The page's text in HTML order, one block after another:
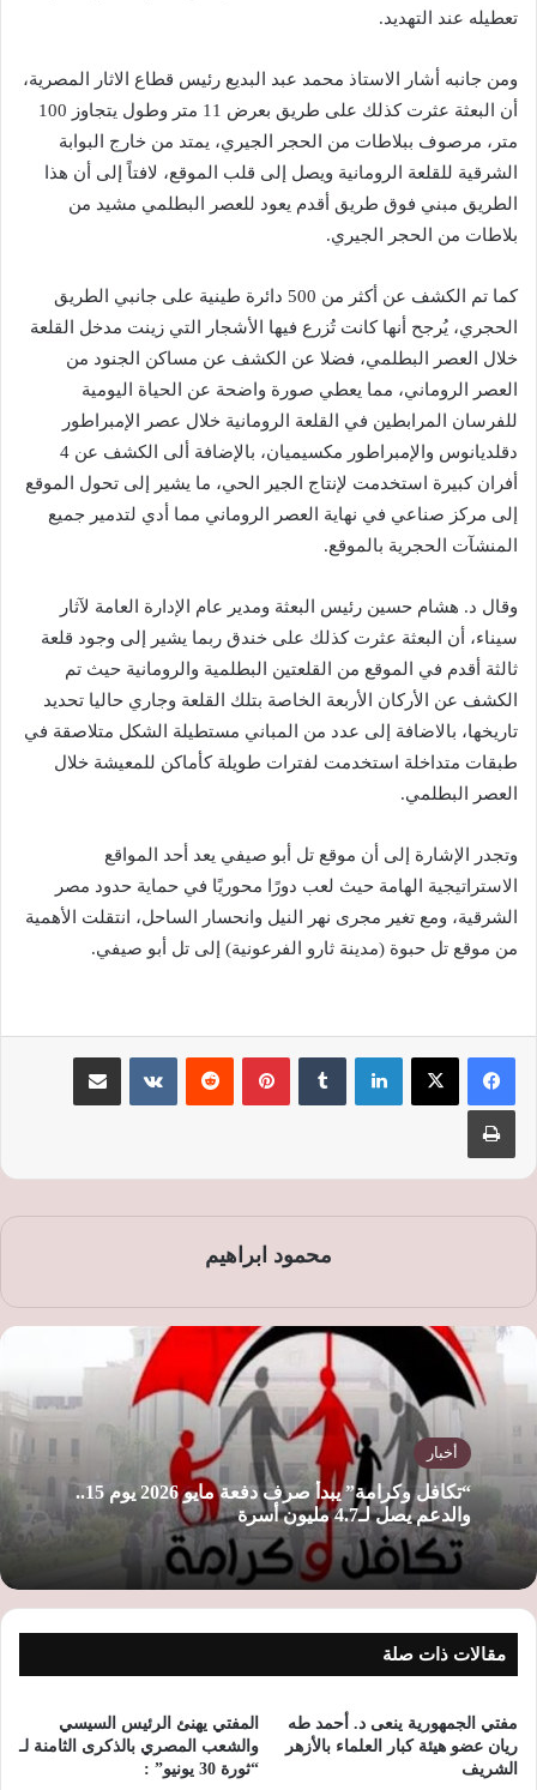
تعطيله عند التهديد.
ومن جانبه أشار الاستاذ محمد عبد البديع رئيس قطاع الاثار المصرية،
أن البعثة عثرت كذلك على طريق بعرض 11 متر وطول يتجاوز 100
متر، مرصوف ببلاطات من الحجر الجيري، يمتد من خارج البوابة
الشرقية للقلعة الرومانية ويصل إلى قلب الموقع، لافتاً إلى أن هذا
الطريق مبني فوق طريق أقدم يعود للعصر البطلمي مشيد من
بلاطات من الحجر الجيري.
كما تم الكشف عن أكثر من 500 دائرة طينية على جانبي الطريق
الحجري، يُرجح أنها كانت تُزرع فيها الأشجار التي زينت مدخل القلعة
خلال العصر البطلمي، فضلا عن الكشف عن مساكن الجنود من
العصر الروماني، مما يعطي صورة واضحة عن الحياة اليومية
للفرسان المرابطين في القلعة الرومانية خلال عصر الإمبراطور
دقلديانوس والإمبراطور مكسيميان، بالإضافة ألى الكشف عن 4
أفران كبيرة استخدمت لإنتاج الجير الحي، ما يشير إلى تحول الموقع
إلى مركز صناعي في نهاية العصر الروماني مما أدي لتدمير جميع
المنشآت الحجرية بالموقع.
وقال د. هشام حسين رئيس البعثة ومدير عام الإدارة العامة لآثار
سيناء، أن البعثة عثرت كذلك على خندق ربما يشير إلى وجود قلعة
ثالثة أقدم في الموقع من القلعتين البطلمية والرومانية حيث تم
الكشف عن الأركان الأربعة الخاصة بتلك القلعة وجاري حاليا تحديد
تاريخها، بالاضافة إلى عدد من المباني مستطيلة الشكل متلاصقة في
طبقات متداخلة استخدمت لفترات طويلة كأماكن للمعيشة خلال
العصر البطلمي.
وتجدر الإشارة إلى أن موقع تل أبو صيفي يعد أحد المواقع
الاستراتيجية الهامة حيث لعب دورًا محوريًا في حماية حدود مصر
الشرقية، ومع تغير مجرى نهر النيل وانحسار الساحل، انتقلت الأهمية
من موقع تل حبوة (مدينة ثارو الفرعونية) إلى تل أبو صيفي.
لينكدإن بينتيريست
محمود ابراهيم
أخبار
“تكافل وكرامة” يبدأ صرف دفعة مايو 2026 يوم 15..
والدعم يصل لـ4.7 مليون أسرة
مقالات ذات صلة
مفتي الجمهورية ينعى د. أحمد طه
ريان عضو هيئة كبار العلماء بالأزهر
الشريف
المفتي يهنئ الرئيس السيسي
والشعب المصري بالذكرى الثامنة لـ
“ثورة 30 يونيو” :